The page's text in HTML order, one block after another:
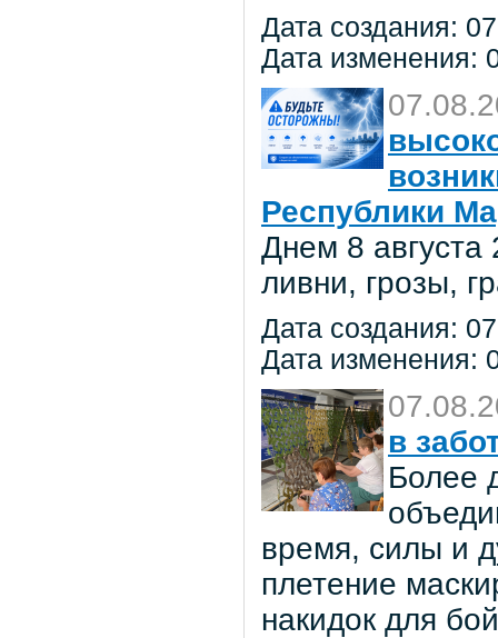
Дата создания:
Дата изменения:
Республики
Днем 8
ливни, грозы,
Дата создания:
Дата изменения:
в
Более
время, силы и
плетение
накидок для